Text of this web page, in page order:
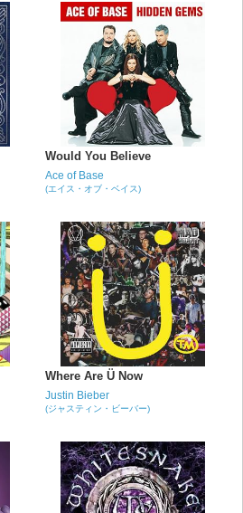
Would You Believe
Ace of Base
(エイス・オブ・ベイス)
Where Are Ü Now
Justin Bieber
(ジャスティン・ビーバー)